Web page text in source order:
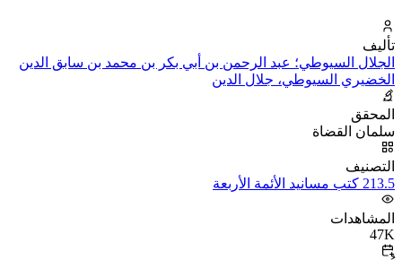
تأليف
الجلال السيوطي؛ عبد الرحمن بن أبي بكر بن محمد بن سابق الدين
الخضيري السيوطي، جلال الدين
المحقق
سلمان القضاة
التصنيف
213.5 كتب مسانيد الأئمة الأربعة
المشاهدات
47K